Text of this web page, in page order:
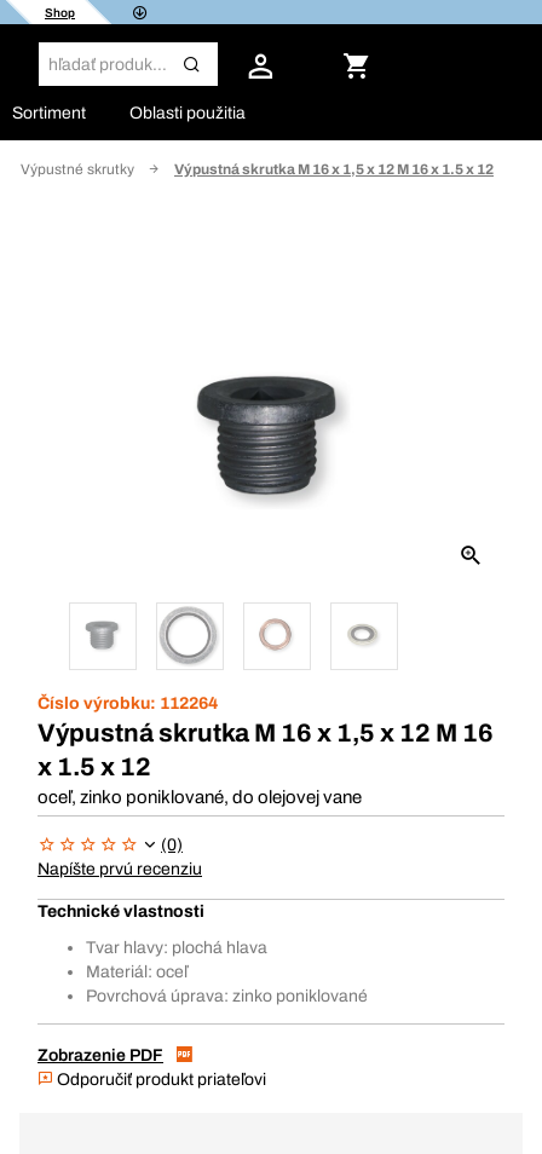
Shop
Sortiment Oblasti použitia
Výpustné skrutky Výpustná skrutka M 16 x 1,5 x 12 M 16 x 1.5 x 12
Číslo výrobku: 112264
Výpustná skrutka M 16 x 1,5 x 12 M 16
x 1.5 x 12
oceľ, zinko poniklované, do olejovej vane
(0)
Napíšte prvú recenziu
Technické vlastnosti
Tvar hlavy: plochá hlava
Materiál: oceľ
Povrchová úprava: zinko poniklované
Zobrazenie PDF
Odporučiť produkt priateľovi